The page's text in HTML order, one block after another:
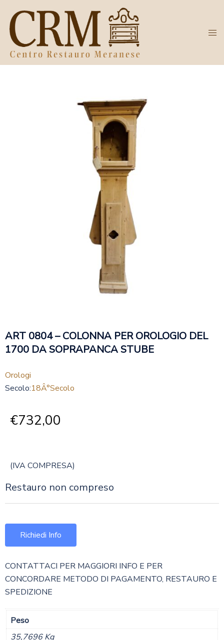
ART 0804 – COLONNA PER OROLOGIO DEL
1700 DA SOPRAPANCA STUBE
Orologi
Secolo:18Â°secolo
€732,00
(IVA COMPRESA)
Restauro non compreso
Richiedi Info
CONTATTACI PER MAGGIORI INFO E PER
CONCORDARE METODO DI PAGAMENTO, RESTAURO E
SPEDIZIONE
Peso
35,7696 Kg